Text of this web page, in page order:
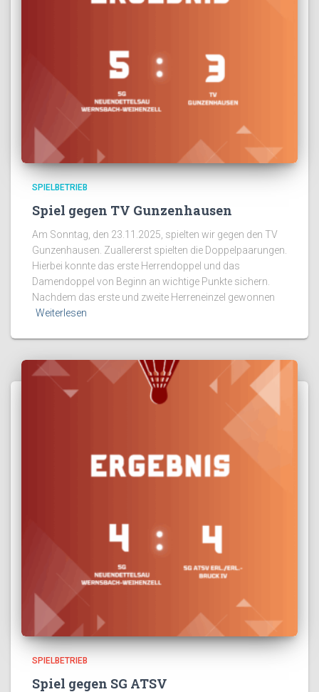
SPIELBETRIEB
Spiel gegen TV Gunzenhausen
Am Sonntag, den 23.11.2025, spielten wir gegen den TV
Gunzenhausen. Zuallererst spielten die Doppelpaarungen.
Hierbei konnte das erste Herrendoppel und das
Damendoppel von Beginn an wichtige Punkte sichern.
Nachdem das erste und zweite Herreneinzel gewonnen
Weiterlesen
SPIELBETRIEB
Spiel gegen SG ATSV